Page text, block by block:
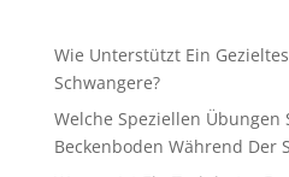
Wie Unterstützt Ein
Schwangere?
Welche Speziellen Übungen
Beckenboden Während Der